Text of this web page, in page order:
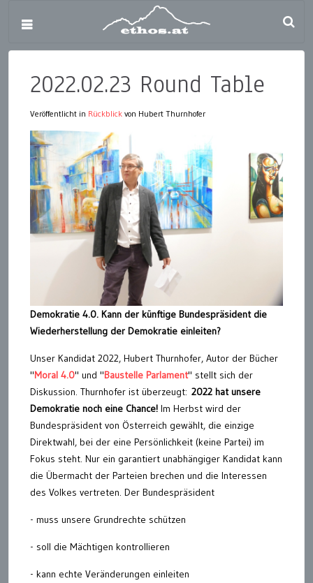
2022.02.23 Round Table
Veröffentlicht in Rückblick von Hubert Thurnhofer
Demokratie 4.0. Kann der künftige Bundespräsident die
Wiederherstellung der Demokratie einleiten?
Unser Kandidat 2022, Hubert Thurnhofer, Autor der Bücher
"Moral 4.0" und "Baustelle Parlament" stellt sich der
Diskussion. Thurnhofer ist überzeugt: 2022 hat unsere
Demokratie noch eine Chance! Im Herbst wird der
Bundespräsident von Österreich gewählt, die einzige
Direktwahl, bei der eine Persönlichkeit (keine Partei) im
Fokus steht. Nur ein garantiert unabhängiger Kandidat kann
die Übermacht der Parteien brechen und die Interessen
des Volkes vertreten. Der Bundespräsident
- muss unsere Grundrechte schützen
- soll die Mächtigen kontrollieren
- kann echte Veränderungen einleiten